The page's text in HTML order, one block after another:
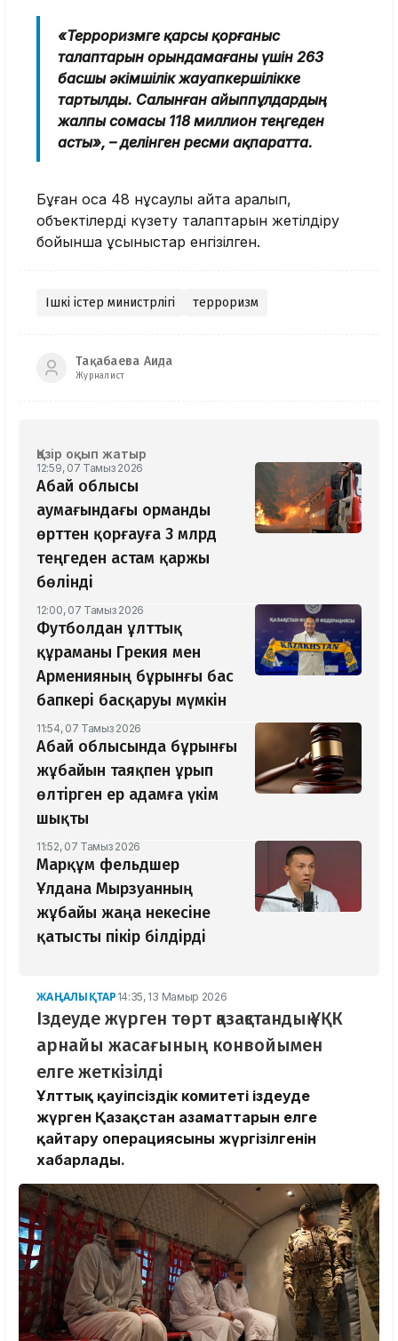
«Терроризмге қарсы қорғаныс
талаптарын орындамағаны үшін 263
басшы әкімшілік жауапкершілікке
тартылды. Салынған айыппұлдардың
жалпы сомасы 118 миллион теңгеден
асты», – делінген ресми ақпаратта.
Бұған қоса 48 нұсқаулық қайта қаралып,
объектілерді күзету талаптарын жетілдіру
бойынша ұсыныстар енгізілген.
Ішкі істер министрлігі терроризм
Тақабаева Аида
Журналист
Қазір оқып жатыр
12:59, 07 Тамыз 2026
Абай облысы
аумағындағы орманды
өрттен қорғауға 3 млрд
теңгеден астам қаржы
бөлінді
12:00, 07 Тамыз 2026
Футболдан ұлттық
құраманы Грекия мен
Арменияның бұрынғы бас
бапкері басқаруы мүмкін
11:54, 07 Тамыз 2026
Абай облысында бұрынғы
жұбайын таяқпен ұрып
өлтірген ер адамға үкім
шықты
11:52, 07 Тамыз 2026
Марқұм фельдшер
Ұлдана Мырзуанның
жұбайы жаңа некесіне
қатысты пікір білдірді
ЖАҢАЛЫҚТАР 14:35, 13 Мамыр 2026
Іздеуде жүрген төрт қазақстандық ҰҚК
арнайы жасағының конвойымен
елге жеткізілді
Ұлттық қауіпсіздік комитеті іздеуде
жүрген Қазақстан азаматтарын елге
қайтару операциясының жүргізілгенін
хабарлады.